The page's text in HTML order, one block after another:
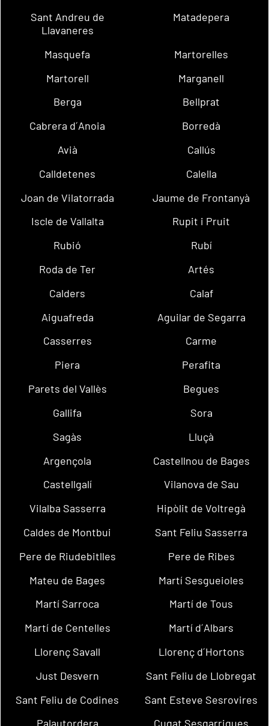
Sant Andreu de
Llavaneres
Matadepera
Masquefa
Martorelles
Martorell
Marganell
Berga
Bellprat
Cabrera d´Anoia
Borredà
Avià
Callús
Calldetenes
Calella
Joan de Vilatorrada
Jaume de Frontanyà
Iscle de Vallalta
Rupit i Pruit
Rubió
Rubí
Roda de Ter
Artés
Calders
Calaf
Aiguafreda
Aguilar de Segarra
Casserres
Carme
Piera
Perafita
Parets del Vallès
Begues
Gallifa
Sora
Sagàs
Lluçà
Argençola
Castellnou de Bages
Castellgalí
Vilanova de Sau
Vilalba Sasserra
Hipòlit de Voltregà
Caldes de Montbui
Sant Feliu Sasserra
Pere de Riudebitlles
Pere de Ribes
Mateu de Bages
Martí Sesgueioles
Martí Sarroca
Martí de Tous
Martí de Centelles
Martí d´Albars
Llorenç Savall
Llorenç d´Hortons
Just Desvern
Sant Feliu de Llobregat
Sant Feliu de Codines
Sant Esteve Sesrovires
Palautordera
Cugat Sesgarrigues